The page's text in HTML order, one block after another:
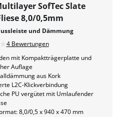
SofTec Slate
8,0/0,5mm
und Dämmung
4 Bewertungen
mit Kompaktträgerplatte und
Auflage
aus Kork
L2C-Klickverbindung
PU vergütet mit Umlaufender
8,0/0,5 x 940 x 470 mm